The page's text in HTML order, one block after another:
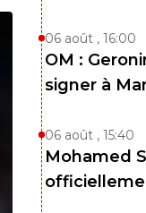
06 août , 16:00
OM :
signer à
06 août , 15:40
Mohamed